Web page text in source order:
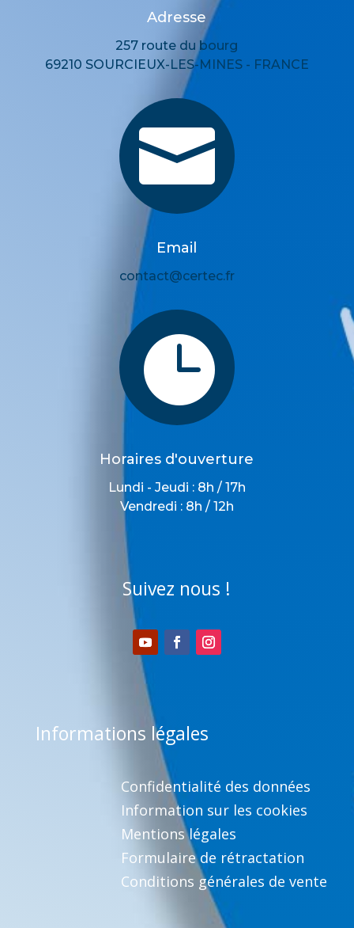
Adresse
257 route du bourg
69210 SOURCIEUX-LES-MINES - FRANCE

Email
contact@certec.fr

Horaires d'ouverture
Lundi - Jeudi : 8h / 17h
Vendredi : 8h / 12h
Suivez nous !
Informations légales
Confidentialité des données
Information sur les cookies
Mentions légales
Formulaire de rétractation
Conditions générales de vente